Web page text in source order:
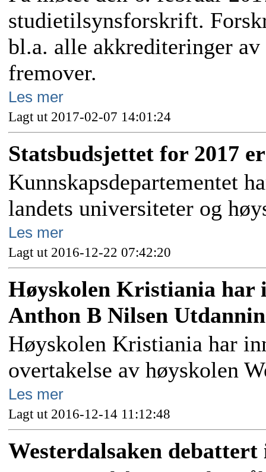
studietilsynsforskrift.
bl.a. alle akkrediteringer
fremover.
Les mer
Lagt ut 2017-02-07 14:01:24
Statsbudsjettet for 2017
Kunnskapsdepartementet
landets universiteter og
Les mer
Lagt ut 2016-12-22 07:42:20
Høyskolen Kristiania har
Anthon B Nilsen
Høyskolen Kristiania har
overtakelse av høyskolen
Les mer
Lagt ut 2016-12-14 11:12:48
Westerdalsaken